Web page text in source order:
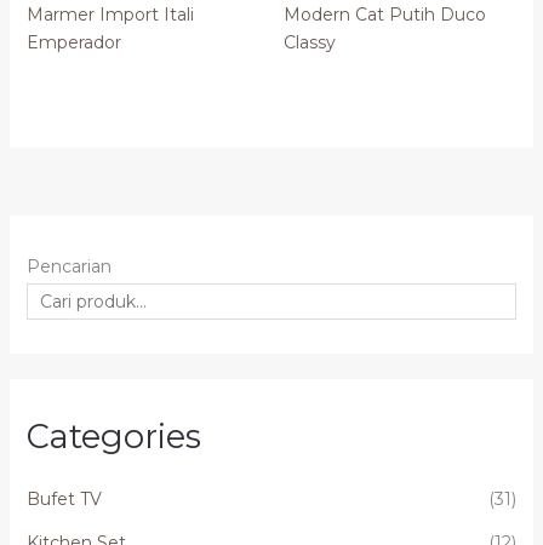
Pencarian
Categories
Bufet TV
(31)
Marmer Import Itali
Emperador
Modern Cat Putih Duco
Classy